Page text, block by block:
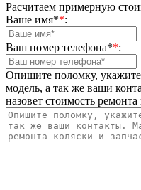
Расчитаем примерную
Ваше имя**:
Ваш номер телефона**:
Опишите поломку, укажите
модель, а так же ваши
назовет стоимость ремонта